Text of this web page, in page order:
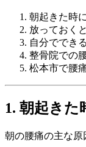
朝起きた時
放っておく
自分ででき
整骨院での
松本市で腰
1. 朝起きた
朝の腰痛の主な原